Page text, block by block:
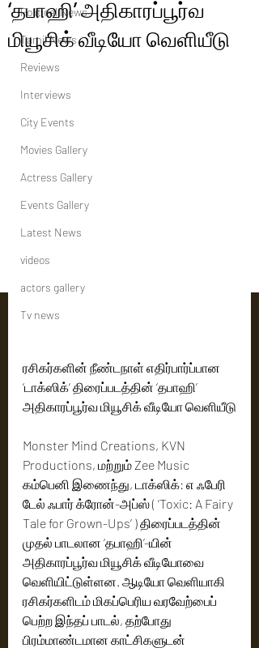
Political News
Tamil News
Reviews
Interviews
City Events
Movies Gallery
Actress Gallery
Events Gallery
Latest News
videos
actors gallery
Tv news
‘தபாஹி’ அதிகாரப்பூர்வ
மியூசிக் வீடியோ வெளியீடு
ரசிகர்களின் நீண்டநாள் எதிர்பார்ப்பான
‘டாக்ஸிக்‘ திரைப்படத்தின் ‘தபாஹி’
அதிகாரப்பூர்வ மியூசிக் வீடியோ வெளியீடு
Monster Mind Creations, KVN
Productions, மற்றும் Zee Music
கம்பெனி இணைந்து, டாக்ஸிக்: எ ஃபேரி
டேல் ஃபார் க்ரோன்-அப்ஸ் ( ‘Toxic: A Fairy
Tale for Grown-Ups’ ) திரைப்படத்தின்
முதல் பாடலான ‘தபாஹி’-யின்
அதிகாரப்பூர்வ மியூசிக் வீடியோவை
வெளியிட்டுள்ளன. ஆடியோ வெளியாகி
ரசிகர்களிடம் மிகப்பெரிய வரவேற்பைப்
பெற்ற இந்தப் பாடல், தற்போது
பிரம்மாண்டமான காட்சிகளுடன்